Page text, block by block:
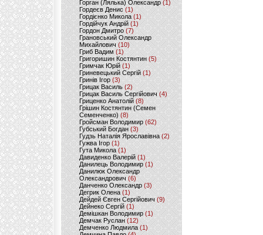
Горган (Лялька) Олександр(1)
Гордеєв Денис (1)
Гордієнко Микола (1)
Гордійчук Андрій (1)
Гордон Дмитро (7)
Грановський Олександр
Михайлович (10)
Гриб Вадим (1)
Григоришин Костянтин (5)
Гримчак Юрій(1)
Гриневецький Сергій(1)
Гринів Ігор (3)
Грицак Василь (2)
Грицак Василь Сергійович (4)
Гриценко Анатолій (8)
Грішин Костянтин (Семен
Семенченко)(8)
Гройсман Володимир(62)
Губський Богдан (3)
Гудзь Наталія Ярославівна(2)
Гужва Ігор (1)
Гута Микола (1)
Давиденко Валерій (1)
Данилець Володимир(1)
Данилюк Олександр
Олександрович (6)
Данченко Олександр (3)
Дегрик Олена(1)
Дейдей Євген Сергійович(9)
Дейнеко Сергій (1)
Демішкан Володимир(1)
Демчак Руслан (12)
Демченко Людмила (1)